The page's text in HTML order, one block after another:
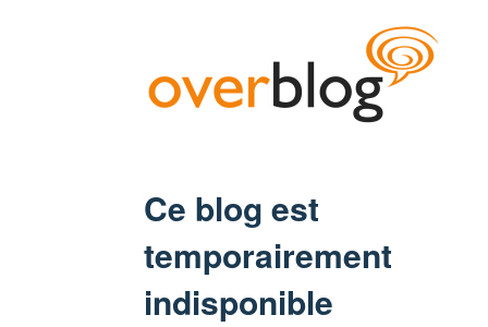
Ce blog est
temporairement
indisponible